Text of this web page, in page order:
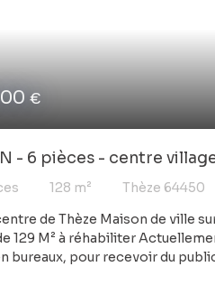
€
- 6 pièces - centre
128 m²
Thèze 64450
de Thèze Maison de ville
129 M² à réhabiliter
bureaux, pour recevoir du